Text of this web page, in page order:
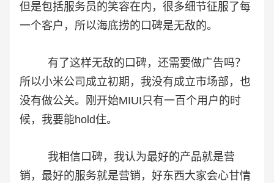
但是包括服务员的笑容在内，很多细节征服了每
一个客户，所以海底捞的口碑是无敌的。
有了这样无敌的口碑，还需要做广告吗？
所以小米公司成立初期，我没有成立市场部，也
没有做公关。刚开始MIUI只有一百个用户的时
候，我要能hold住。
我相信口碑，我认为最好的产品就是营
销，最好的服务就是营销，好东西大家会心甘情